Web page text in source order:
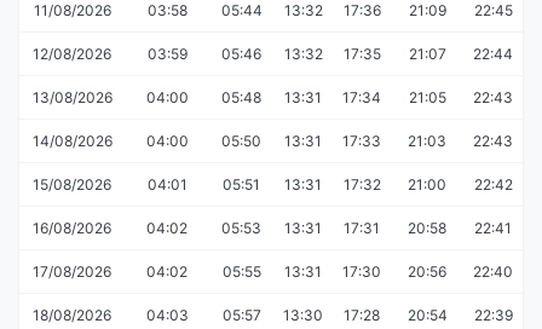
11/08/2026 03:58 05:44 13:32 17:36 21:09 22:45
12/08/2026 03:59 05:46 13:32 17:35 21:07 22:44
13/08/2026 04:00 05:48 13:31 17:34 21:05 22:43
14/08/2026 04:00 05:50 13:31 17:33 21:03 22:43
15/08/2026 04:01 05:51 13:31 17:32 21:00 22:42
16/08/2026 04:02 05:53 13:31 17:31 20:58 22:41
17/08/2026 04:02 05:55 13:31 17:30 20:56 22:40
18/08/2026 04:03 05:57 13:30 17:28 20:54 22:39